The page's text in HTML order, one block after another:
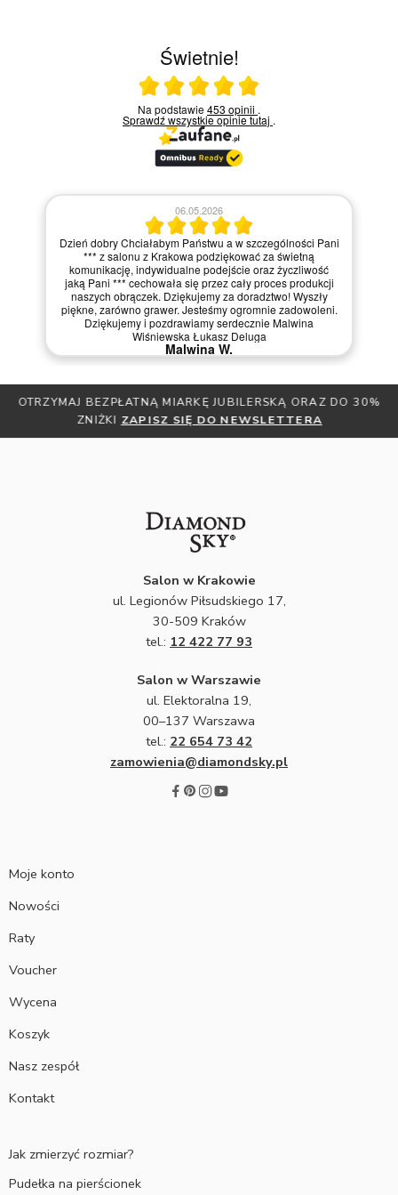
Świetnie!
Ocena średnia 5 na 5
Na podstawie453 opinii .
Sprawdź wszystkie opinietutaj .
06.05.2026
Dzień dobry Chciałabym Państwu a w szczególności Pani
*** z salonu z Krakowa podziękować za świetną
komunikację, indywidualne podejście oraz życzliwość
jaką Pani *** cechowała się przez cały proces produkcji
naszych obrączek. Dziękujemy za doradztwo! Wyszły
piękne, zarówno grawer. Jesteśmy ogromnie zadowoleni.
Dziękujemy i pozdrawiamy serdecznie Malwina
Wiśniewska Łukasz Deluga
Malwina W.
OTRZYMAJ BEZPŁATNĄ MIARKĘ JUBILERSKĄ ORAZ DO 30%
ZNIŻKI ZAPISZ SIĘ DO NEWSLETTERA
Salon w Krakowie
ul. Legionów Piłsudskiego 17,
30-509 Kraków
tel.: 12 422 77 93
Salon w Warszawie
ul. Elektoralna 19,
00–137 Warszawa
tel.: 22 654 73 42
zamowienia@diamondsky.pl
Moje konto
Nowości
Raty
Voucher
Wycena
Koszyk
Nasz zespół
Kontakt
Jak zmierzyć rozmiar?
Pudełka na pierścionek